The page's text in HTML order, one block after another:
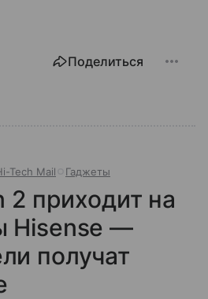
Поделиться
Tech Mail Гаджеты
2 приходит на
Hisense —
получат